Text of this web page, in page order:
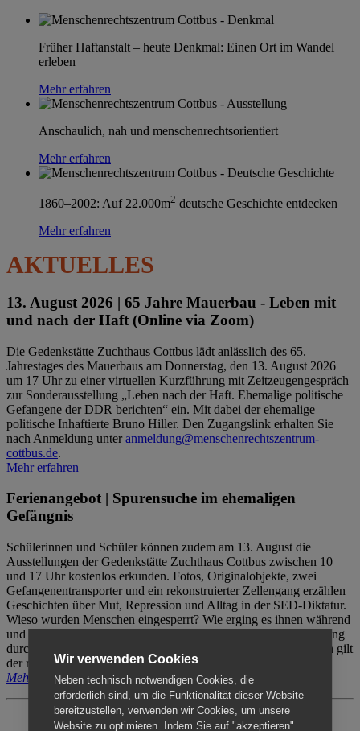
Früher Haftanstalt – heute Denkmal: Einen Ort im Wandel
erleben
Mehr erfahren
Anschaulich, nah und menschenrechtsorientiert
Mehr erfahren
1860–2002: Auf 22.000m2 deutsche Geschichte entdecken
Mehr erfahren
AKTUELLES
13. August 2026 | 65 Jahre Mauerbau - Leben mit
und nach der Haft (Online via Zoom)
Die Gedenkstätte Zuchthaus Cottbus lädt anlässlich des 65.
Jahrestages des Mauerbaus am Donnerstag, den 13. August 2026
um 17 Uhr zu einer virtuellen Kurzführung mit Zeitzeugengespräch
zur Sonderausstellung „Leben nach der Haft. Ehemalige politische
Gefangene der DDR berichten“ ein. Mit dabei der ehemalige
politische Inhaftierte Bruno Hiller. Den Zugangslink erhalten Sie
nach Anmeldung unteranmeldung@menschenrechtszentrum-
cottbus.de.
Mehr erfahren
Ferienangebot | Spurensuche im ehemaligen
Gefängnis
Schülerinnen und Schüler können zudem am 13. August die
Ausstellungen der Gedenkstätte Zuchthaus Cottbus zwischen 10
und 17 Uhr kostenlos erkunden. Fotos, Originalobjekte, zwei
Gefangenentransporter und ein rekonstruierter Zellengang erzählen
Geschichten über Mut, Repression und Alltag in der SED-Diktatur.
Wieso wurden Menschen eingesperrt? Wie erging es ihnen während
und nach der Haft? Der Besuch erfolgt individuell ohne Betreuung
durch das Menschenrechtszentrum Cottbus. Für Begleitpersonen gilt
der reguläre Eintritt (8€ / ermäßigt 5€).
Mehr erfahren
Wir verwenden Cookies
Neben technisch notwendigen Cookies, die
erforderlich sind, um die Funktionalität dieser Website
bereitzustellen, verwenden wir Cookies, um unsere
Website zu optimieren. Indem Sie auf "akzeptieren"